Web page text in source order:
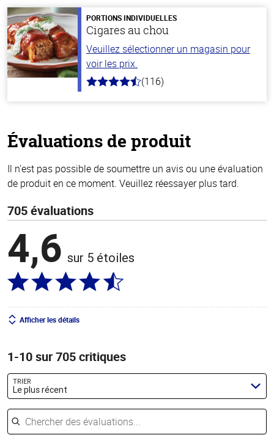
PORTIONS INDIVIDUELLES
Cigares au chou
Veuillez sélectionner un magasin pour
voir les prix.
4.2
(116)
Évaluations de produit
Il n’est pas possible de soumettre un avis ou une évaluation
de produit en ce moment. Veuillez réessayer plus tard.
705 évaluations
4,6 sur 5 étoiles
Afficher les détails
1-10 sur 705 critiques
TRIER
Le plus récent
Chercher des évaluations